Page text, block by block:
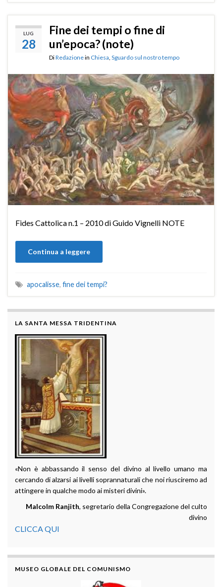
LUG
28
Fine dei tempi o fine di
un’epoca? (note)
DiRedazionein Chiesa Sguardo sul nostro tempo
Fides Cattolica n.1 – 2010 di Guido Vignelli NOTE
Continua a leggere
apocalisse, fine dei tempi?
LA SANTA MESSA TRIDENTINA
«Non è abbassando il senso del divino al livello umano ma
cercando di alzarsi ai livelli soprannaturali che noi riusciremo ad
attingere in qualche modo ai misteri divini».
Malcolm Ranjith, segretario della Congregazione del culto
divino
CLICCA QUI
MUSEO GLOBALE DEL COMUNISMO